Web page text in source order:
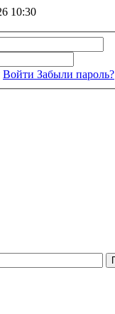
10:30
Войти Забыли пароль?